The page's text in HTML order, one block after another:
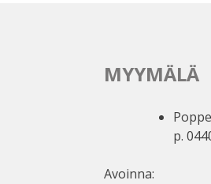
MYYMÄLÄ
p.
Avoinna: